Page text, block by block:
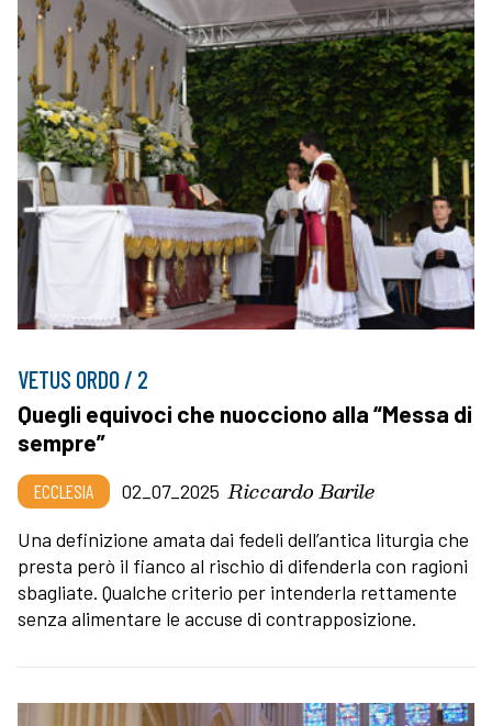
VETUS ORDO / 2
Quegli equivoci che nuocciono alla “Messa di
sempre”
ECCLESIA 02_07_2025 Riccardo Barile
Una definizione amata dai fedeli dell’antica liturgia che
presta però il fianco al rischio di difenderla con ragioni
sbagliate. Qualche criterio per intenderla rettamente
senza alimentare le accuse di contrapposizione.